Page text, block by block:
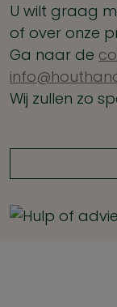
U wilt graag
of over onze
Ga naar de
Wij zullen zo